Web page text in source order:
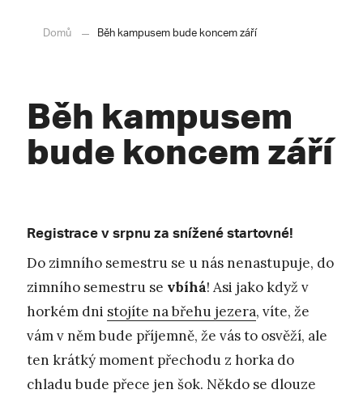
Domů Běh kampusem bude koncem září
Běh kampusem
bude koncem září
Registrace v srpnu za snížené startovné!
Do zimního semestru se u nás nenastupuje, do
zimního semestru se vbíhá! Asi jako když v
horkém dni stojíte na břehu jezera, víte, že
vám v něm bude příjemně, že vás to osvěží, ale
ten krátký moment přechodu z horka do
chladu bude přece jen šok. Někdo se dlouze